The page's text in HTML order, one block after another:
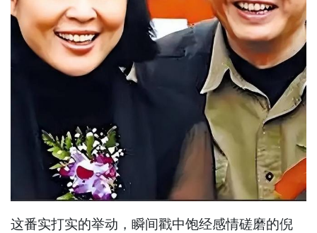
这番实打实的举动，瞬间戳中饱经感情磋磨的倪